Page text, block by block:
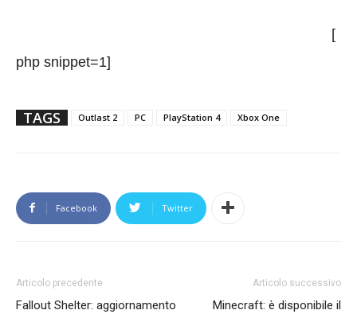
[
php snippet=1]
TAGS Outlast 2 PC PlayStation 4 Xbox One
Facebook Twitter
Articolo precedente
Fallout Shelter: aggiornamento
Articolo successivo
Minecraft: è disponibile il